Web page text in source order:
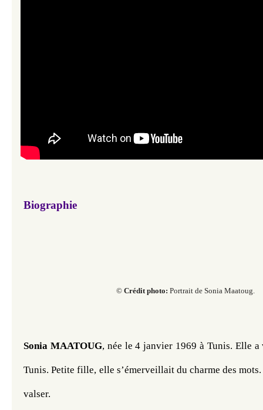
Biographie
© ​​​​​​ Crédit photo: Portrait de Sonia Maatoug.
Sonia MAATOUG, née le 4 janvier 1969 à Tunis. Elle a
Tunis. Petite fille, elle s’émerveillait du charme des
valser.